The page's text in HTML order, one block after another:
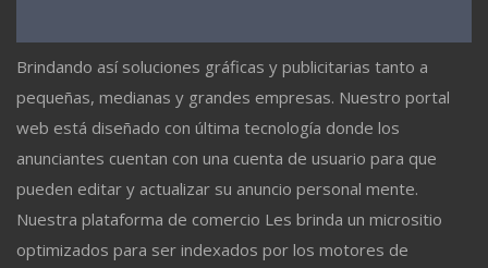
Brindando así soluciones gráficas y publicitarias tanto a
pequeñas, medianas y grandes empresas. Nuestro portal
web está diseñado con última tecnología donde los
anunciantes cuentan con una cuenta de usuario para que
pueden editar y actualizar su anuncio personal mente.
Nuestra plataforma de comercio Les brinda un micrositio
optimizados para ser indexados por los motores de